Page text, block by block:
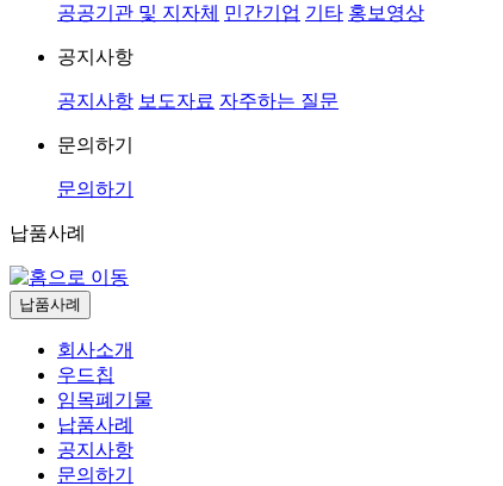
공공기관 및 지자체 민간기업 기타 홍보영상
공지사항
공지사항 보도자료 자주하는 질문
문의하기
문의하기
납품사례
납품사례
회사소개
우드칩
임목폐기물
납품사례
공지사항
문의하기